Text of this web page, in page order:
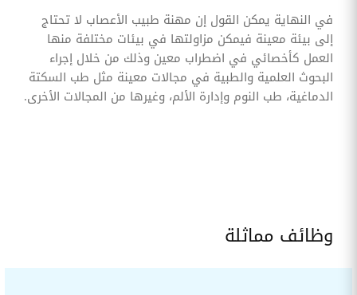
في النهاية يمكن القول إن مهنة طبيب الأعصاب لا تحتاج
إلى بيئة معينة فيمكن مزاولتها في بيئات مختلفة منها
العمل كأخصائي في اضطراب معين وذلك من خلال إجراء
البحوث العلمية والطبية في مجالات معينة مثل طب السكتة
الدماغية، طب النوم وإدارة الألم، وغيرها من المجالات الأخرى.
وظائف مماثلة